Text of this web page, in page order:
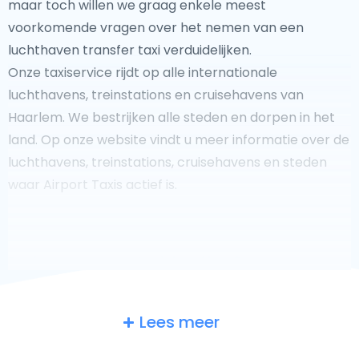
maar toch willen we graag enkele meest
voorkomende vragen over het nemen van een
luchthaven transfer taxi verduidelijken.
Onze taxiservice rijdt op alle internationale
luchthavens, treinstations en cruisehavens van
Haarlem. We bestrijken alle steden en dorpen in het
land. Op onze website vindt u meer informatie over de
luchthavens, treinstations, cruisehavens en steden
waar Airport Taxis actief is.
Lees meer